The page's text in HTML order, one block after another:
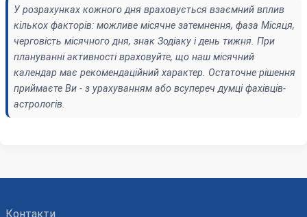
У розрахунках кожного дня враховується взаємний вплив
кількох факторів: можливе місячне затемнення, фаза Місяця,
черговість місячного дня, знак Зодіаку і день тижня. При
плануванні активності враховуйте, що наш місячний
календар має рекомендаційний характер. Остаточне рішення
приймаєте Ви - з урахуванням або всупереч думці фахівців-
астрологів.
Контакти